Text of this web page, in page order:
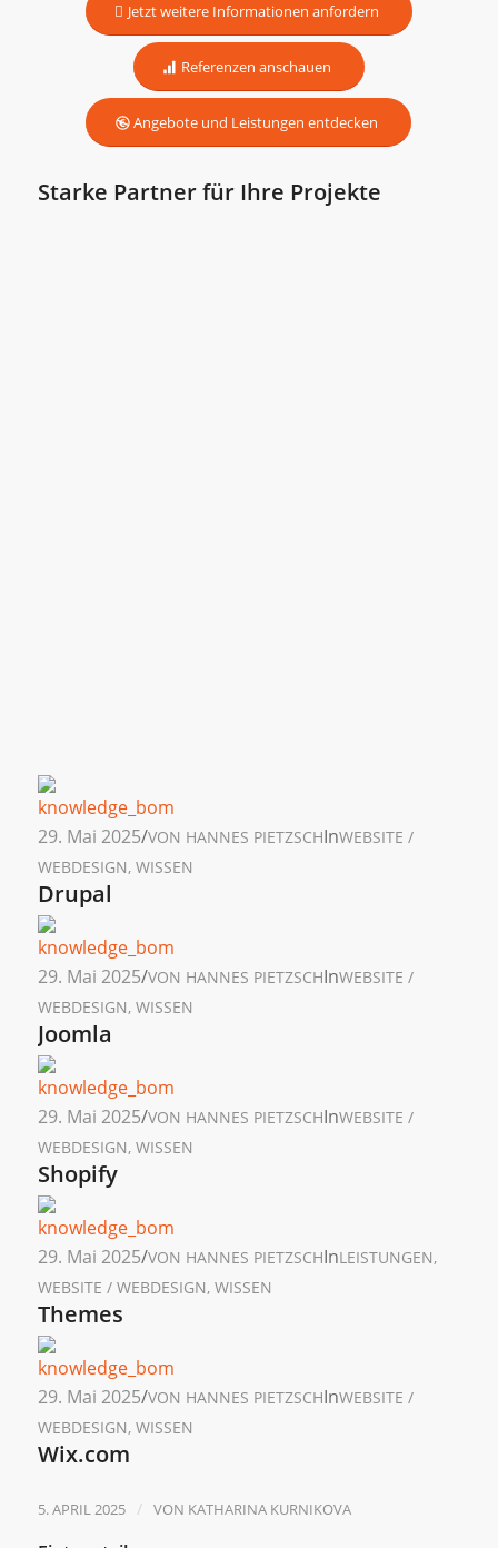
Jetzt weitere Informationen anfordern
Referenzen anschauen
Angebote und Leistungen entdecken
Starke Partner für Ihre Projekte
29. Mai 2025/VON HANNES PIETZSCHInWEBSITE /
WEBDESIGN, WISSEN
Drupal
29. Mai 2025/VON HANNES PIETZSCHInWEBSITE /
WEBDESIGN, WISSEN
Joomla
29. Mai 2025/VON HANNES PIETZSCHInWEBSITE /
WEBDESIGN, WISSEN
Shopify
29. Mai 2025/VON HANNES PIETZSCHInLEISTUNGEN,
WEBSITE / WEBDESIGN, WISSEN
Themes
29. Mai 2025/VON HANNES PIETZSCHInWEBSITE /
WEBDESIGN, WISSEN
Wix.com
5. APRIL 2025 / VON KATHARINA KURNIKOVA